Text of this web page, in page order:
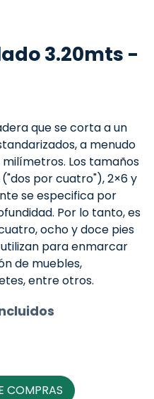
3.20mts -
que se corta a un
a menudo
Los tamaños
por cuatro"), 2×6 y
se especifica por
Por lo tanto, es
ocho y doce pies
para enmarcar
de muebles,
entre otros.
COMPRAS